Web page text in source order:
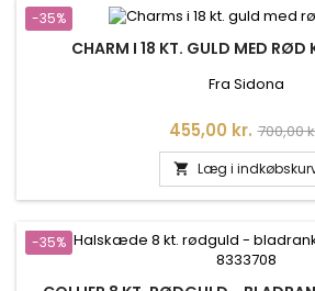
-35%
CHARM I 18 KT. GULD MED RØD
Fra Sidona
Pris
455,00 kr. 700,00
 Læg i
-35%